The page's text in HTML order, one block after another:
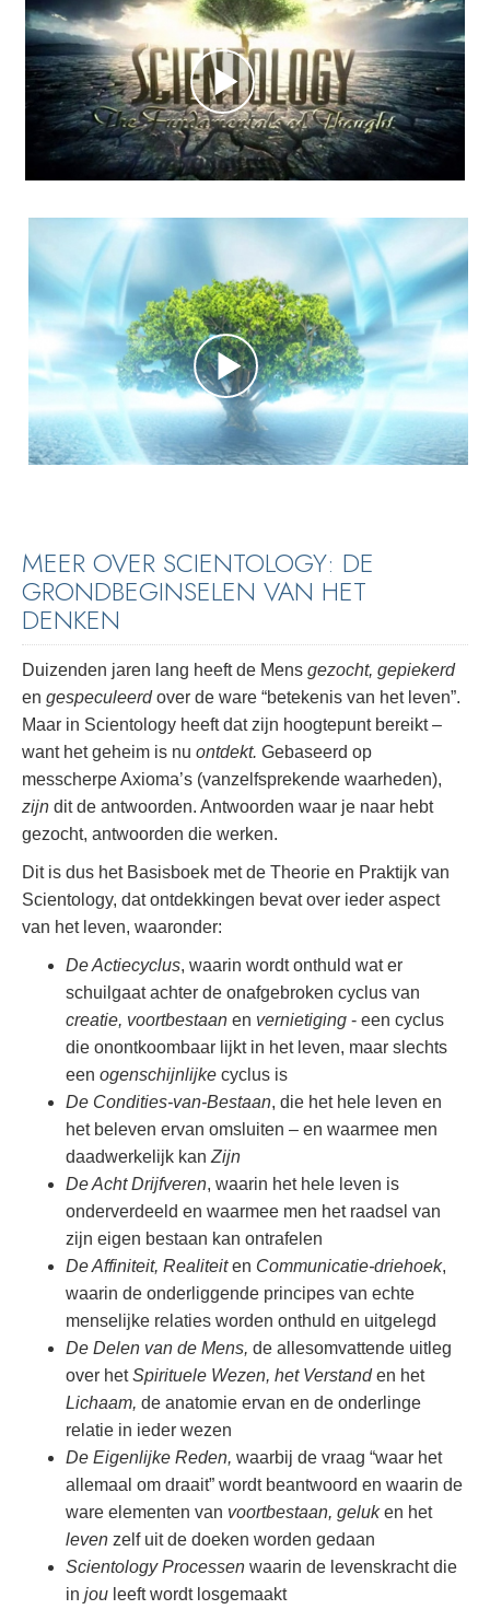
MEER OVER SCIENTOLOGY: DE
GRONDBEGINSELEN VAN HET
DENKEN
Duizenden jaren lang heeft de Mens gezocht, gepiekerd
en gespeculeerdover de ware “betekenis van het leven”.
Maar in Scientology heeft dat zijn hoogtepunt bereikt –
want het geheim is nu ontdekt. Gebaseerd op
messcherpe Axioma’s (vanzelfsprekende waarheden),
zijn dit de antwoorden. Antwoorden waar je naar hebt
gezocht, antwoorden die werken.
Dit is dus het Basisboek met de Theorie en Praktijk van
Scientology, dat ontdekkingen bevat over ieder aspect
van het leven, waaronder:
De Actiecyclus, waarin wordt onthuld wat er
schuilgaat achter de onafgebroken cyclus van
creatie, voortbestaan en vernietiging - een cyclus
die onontkoombaar lijkt in het leven, maar slechts
een ogenschijnlijke cyclus is
De Condities-van-Bestaan, die het hele leven en
het beleven ervan omsluiten – en waarmee men
daadwerkelijk kan Zijn
De Acht Drijfveren, waarin het hele leven is
onderverdeeld en waarmee men het raadsel van
zijn eigen bestaan kan ontrafelen
De Affiniteit, Realiteiten Communicatie-driehoek,
waarin de onderliggende principes van echte
menselijke relaties worden onthuld en uitgelegd
De Delen van de Mens, de allesomvattende uitleg
over hetSpirituele Wezen, het Verstanden het
Lichaam, de anatomie ervan en de onderlinge
relatie in ieder wezen
De Eigenlijke Reden, waarbij de vraag “waar het
allemaal om draait” wordt beantwoord en waarin de
ware elementen van voortbestaan, geluken het
leven zelf uit de doeken worden gedaan
Scientology Processen waarin de levenskracht die
in jou leeft wordt losgemaakt